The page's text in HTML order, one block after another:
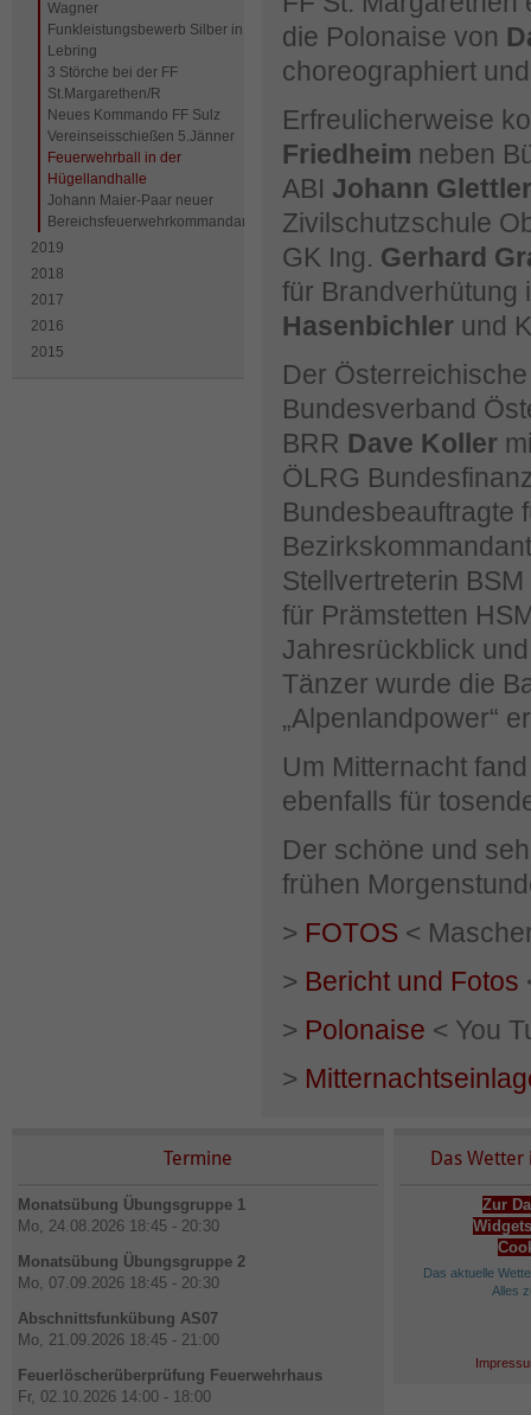
Wagner
Funkleistungsbewerb Silber in
Lebring
3 Störche bei der FF
St.Margarethen/R
Neues Kommando FF Sulz
Vereinseisschießen 5.Jänner
Feuerwehrball in der
Hügellandhalle
Johann Maier-Paar neuer
Bereichsfeuerwehrkommandant
2019
2018
2017
2016
2015
die Polonaise von
choreographiert
Erfreulicherweise
Friedheim neben
ABI Johann
Zivilschutzschule
GK Ing. Gerhard
für Brandverhütung
Hasenbichler und
Der
Bundesverband
BRR Dave Koller
ÖLRG
Bundesbeauftragte
Stellvertreterin
für Prämstetten
Jahresrückblick
Tänzer wurde die
„Alpenlandpower“
Um Mitternacht
ebenfalls für
Der schöne und
frühen
> FOTOS <
> Bericht und Fotos
> Polonaise < You
>
Termine
Monatsübung Übungsgruppe 1
Mo, 24.08.2026 18:45 - 20:30
Monatsübung Übungsgruppe 2
Mo, 07.09.2026 18:45 - 20:30
Abschnittsfunkübung AS07
Mo, 21.09.2026 18:45 - 21:00
Feuerlöscherüberprüfung Feuerwehrhaus
Fr, 02.10.2026 14:00 - 18:00
Das Wetter
Zur
Das aktuelle
Alles